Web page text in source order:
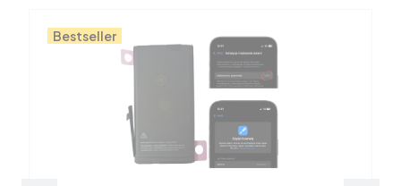
Bestseller